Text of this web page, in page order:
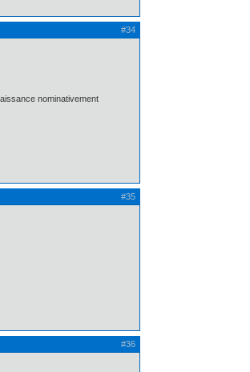
#34
nominativement
#35
#36